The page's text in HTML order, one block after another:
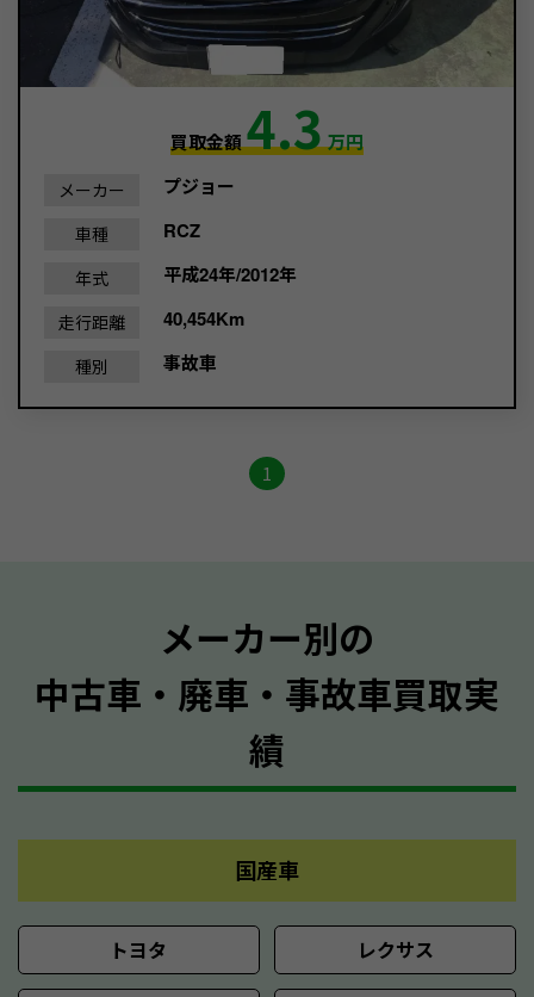
買取金額4.3万円
メーカー プジョー
車種 RCZ
年式 平成24年/2012年
走行距離 40,454Km
種別 事故車
1
メーカー別の
中古車・廃車・事故車買取実
績
国産車
トヨタ レクサス